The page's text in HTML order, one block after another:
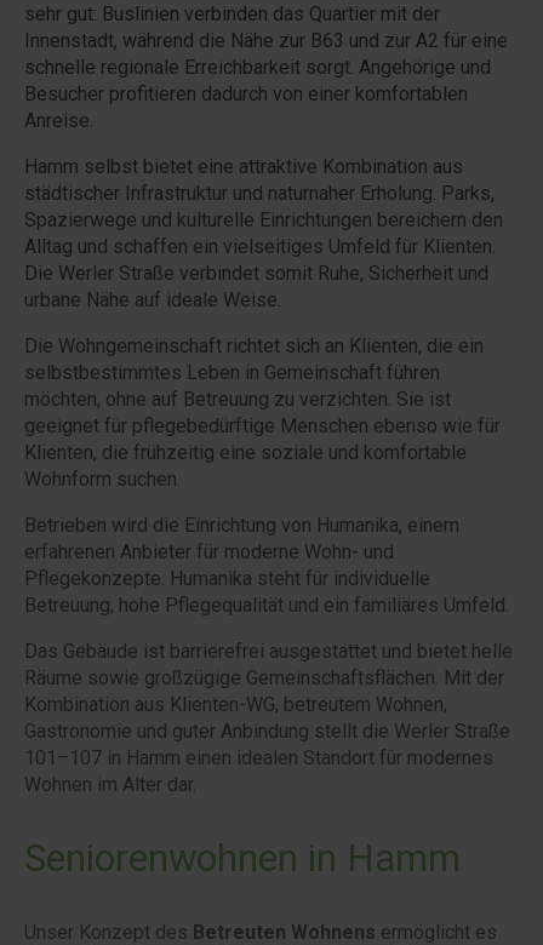
sehr gut: Buslinien verbinden das Quartier mit der
Innenstadt, während die Nähe zur B63 und zur A2 für eine
schnelle regionale Erreichbarkeit sorgt. Angehörige und
Besucher profitieren dadurch von einer komfortablen
Anreise.
Hamm selbst bietet eine attraktive Kombination aus
städtischer Infrastruktur und naturnaher Erholung. Parks,
Spazierwege und kulturelle Einrichtungen bereichern den
Alltag und schaffen ein vielseitiges Umfeld für Klienten.
Die Werler Straße verbindet somit Ruhe, Sicherheit und
urbane Nähe auf ideale Weise.
Die Wohngemeinschaft richtet sich an Klienten, die ein
selbstbestimmtes Leben in Gemeinschaft führen
möchten, ohne auf Betreuung zu verzichten. Sie ist
geeignet für pflegebedürftige Menschen ebenso wie für
Klienten, die frühzeitig eine soziale und komfortable
Wohnform suchen.
Betrieben wird die Einrichtung von Humanika, einem
erfahrenen Anbieter für moderne Wohn- und
Pflegekonzepte. Humanika steht für individuelle
Betreuung, hohe Pflegequalität und ein familiäres Umfeld.
Das Gebäude ist barrierefrei ausgestattet und bietet helle
Räume sowie großzügige Gemeinschaftsflächen. Mit der
Kombination aus Klienten-WG, betreutem Wohnen,
Gastronomie und guter Anbindung stellt die Werler Straße
101–107 in Hamm einen idealen Standort für modernes
Wohnen im Alter dar.
Seniorenwohnen in Hamm
Unser Konzept des Betreuten Wohnens ermöglicht es